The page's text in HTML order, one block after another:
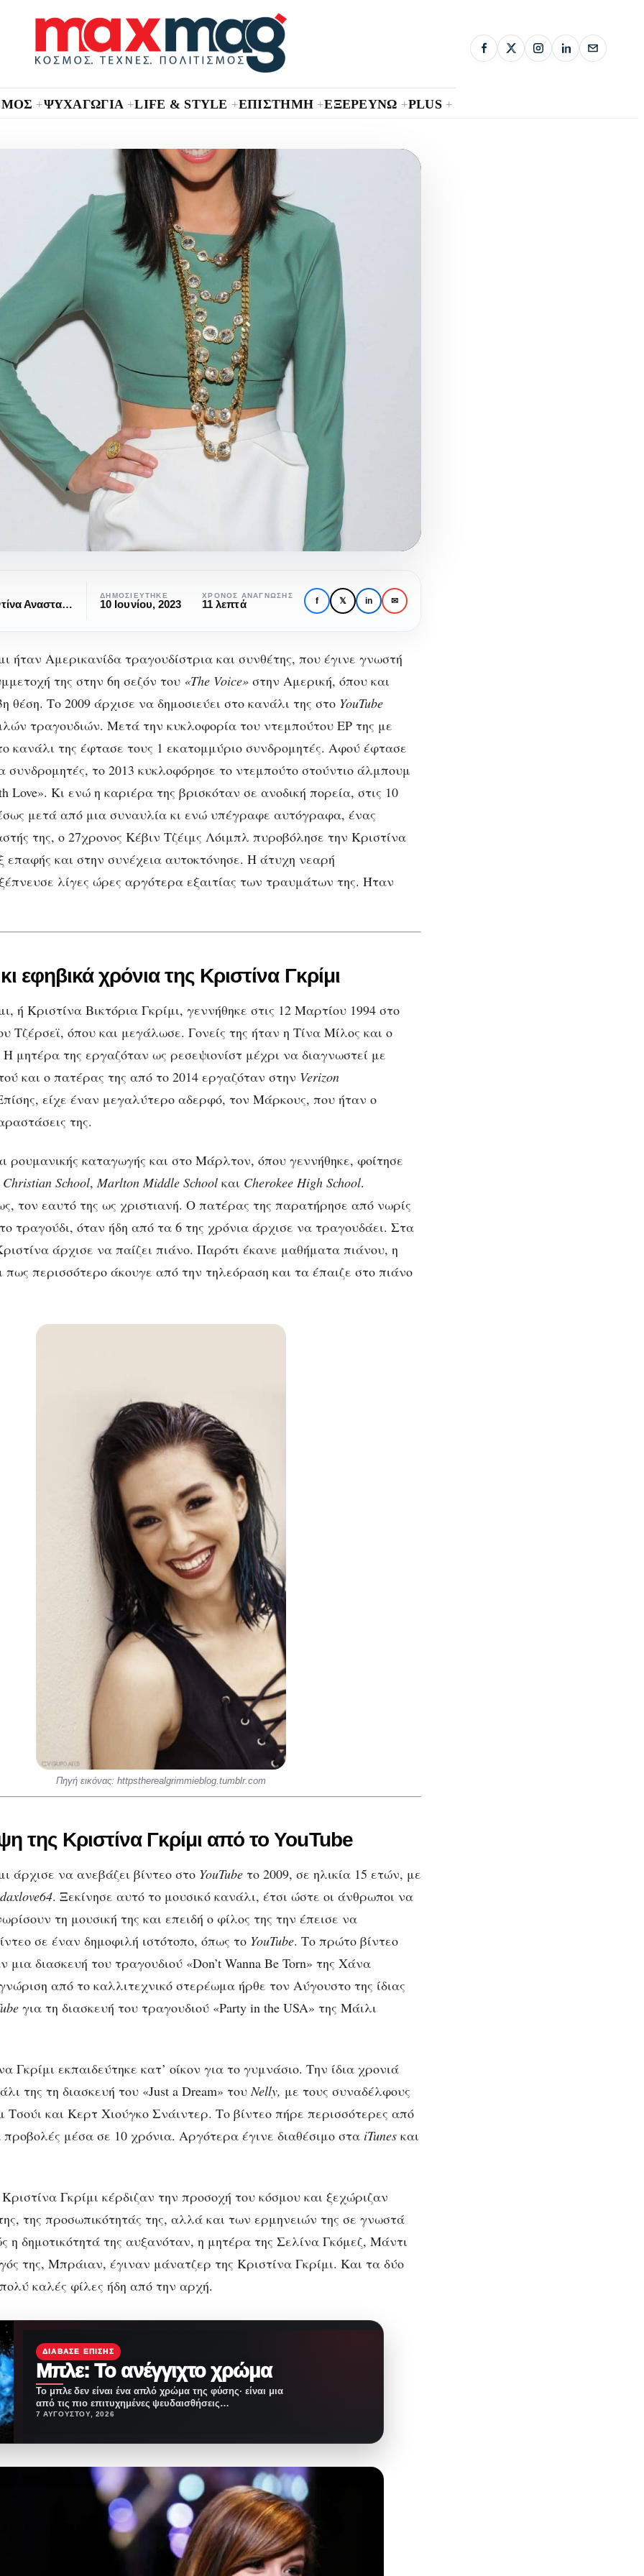
+ΨΥΧΑΓΩΓΙΑ +LIFE & STYLE +ΕΠΙΣΤΗΜΗ +ΕΞΕΡΕΥΝΩ +PLUS +
ΑΦΙΕΡΏΜΑΤΑ ΚΑΛΛΙΤΈΧΝΕΣ ΚΑΛΛΙΤΈΧΝΕΣ
Κριστίνα Γκρίμι:
στα 22 της
Κωνσταντίνα Αναστασιάδη
ΔΗΜΟΣΙΕΎΤΗΚΕ
10 Ιουνίου, 2023
ΧΡΌΝΟΣ ΑΝΆΓΝΩΣΗΣ
11 λεπτά f 𝕏 in ✉
ήταν Αμερικανίδα τραγουδίστρια και συνθέτης, που έγινε γνωστή
της στην 6η σεζόν του «Τhe Voice» στην Αμερική, όπου και
θέση. Το 2009 άρχισε να δημοσιεύει στο κανάλι της στο YouTube
τραγουδιών. Μετά την κυκλοφορία του ντεμπούτου EP της με
κανάλι της έφτασε τους 1 εκατομμύριο συνδρομητές. Αφού έφτασε
συνδρομητές, το 2013 κυκλοφόρησε το ντεμπούτο στούντιο άλμπουμ
Love». Κι ενώ η καριέρα της βρισκόταν σε ανοδική πορεία, στις 10
μετά από μια συναυλία κι ενώ υπέγραφε αυτόγραφα, ένας
της, ο 27χρονος Κέβιν Τζέιμς Λόιμπλ πυροβόλησε την Κριστίνα
επαφής και στην συνέχεια αυτοκτόνησε. Η άτυχη νεαρή
λίγες ώρες αργότερα εξαιτίας των τραυμάτων της. Ήταν
εφηβικά χρόνια της Κριστίνα Γκρίμι
ή Κριστίνα Βικτόρια Γκρίμι, γεννήθηκε στις 12 Μαρτίου 1994 στο
Τζέρσεϊ, όπου και μεγάλωσε. Γονείς της ήταν η Τίνα Μίλος και ο
μητέρα της εργαζόταν ως ρεσεψιονίστ μέχρι να διαγνωστεί με
και ο πατέρας της από το 2014 εργαζόταν στην Verizon
είχε έναν μεγαλύτερο αδερφό, τον Μάρκους, που ήταν ο
της.
ρουμανικής καταγωγής και στο Μάρλτον, όπου γεννήθηκε, φοίτησε
School, Marlton Middle School και Cherokee High School.
τον εαυτό της ως χριστιανή. Ο πατέρας της παρατήρησε από νωρίς
τραγούδι, όταν ήδη από τα 6 της χρόνια άρχισε να τραγουδάει. Στα
άρχισε να παίζει πιάνο. Παρότι έκανε μαθήματα πιάνου, η
πως περισσότερο άκουγε από την τηλεόραση και τα έπαιζε στο πιάνο
Πηγή εικόνας: httpstherealgrimmieblog.tumblr.com
της Κριστίνα Γκρίμι από το YouTube
άρχισε να ανεβάζει βίντεο στο YouTube το 2009, σε ηλικία 15 ετών, με
. Ξεκίνησε αυτό το μουσικό κανάλι, έτσι ώστε οι άνθρωποι να
τη μουσική της και επειδή ο φίλος της την έπεισε να
σε έναν δημοφιλή ιστότοπο, όπως το YouTube. Το πρώτο βίντεο
μια διασκευή του τραγουδιού «Don’t Wanna Be Torn» της Χάνα
από το καλλιτεχνικό στερέωμα ήρθε τον Αύγουστο της ίδιας
για τη διασκευή του τραγουδιού «Party in the USA» της Μάιλι
Γκρίμι εκπαιδεύτηκε κατ’ οίκον για το γυμνάσιο. Την ίδια χρονιά
της τη διασκευή του «Just a Dream» τουNelly, με τους συναδέλφους
και Κερτ Χιούγκο Σνάιντερ. Το βίντεο πήρε περισσότερες από
μέσα σε 10 χρόνια. Αργότερα έγινε διαθέσιμο στα iTunes και
Γκρίμι κέρδιζαν την προσοχή του κόσμου και ξεχώριζαν
της προσωπικότητάς της, αλλά και των ερμηνειών της σε γνωστά
η δημοτικότητά της αυξανόταν, η μητέρα της Σελίνα Γκόμεζ, Μάντι
της, Μπράιαν, έγιναν μάνατζερ της Κριστίνα Γκρίμι. Και τα δύο
καλές φίλες ήδη από την αρχή.
ΔΙΆΒΑΣΕ ΕΠΊΣΗΣ
Μπλε: Το ανέγγιχτο χρώμα
Το μπλε δεν είναι ένα απλό χρώμα της φύσης· είναι μια
από τις πιο επιτυχημένες ψευδαισθήσεις…
7 ΑΥΓΟΎΣΤΟΥ, 2026